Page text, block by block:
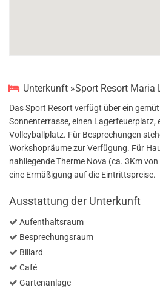
Unterkunft »Sport Resort Maria
Das Sport Resort verfügt über ein
Sonnenterrasse, einen Lagerfeuerplatz,
Volleyballplatz. Für Besprechungen
Workshopräume zur Verfügung. Für
nahliegende Therme Nova (ca. 3Km
eine Ermäßigung auf die Eintrittspreise.
Ausstattung der Unterkunft
Aufenthaltsraum
Besprechungsraum
Billard
Café
Gartenanlage